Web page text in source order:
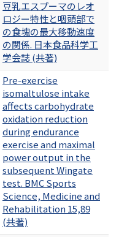
豆乳エスプーマのレオ
ロジー特性と咽頭部で
の食塊の最大移動速度
の関係. 日本食品科学工
学会誌 (共著)
Pre-exercise
isomaltulose intake
affects carbohydrate
oxidation reduction
during endurance
exercise and maximal
power output in the
subsequent Wingate
test. BMC Sports
Science, Medicine and
Rehabilitation 15,89
(共著)